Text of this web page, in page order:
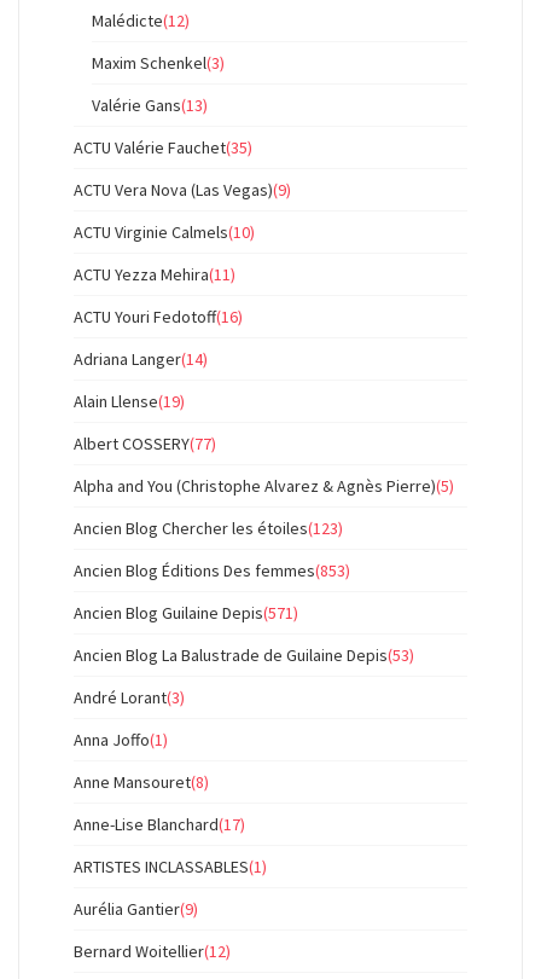
Malédicte(12)
Maxim Schenkel(3)
Valérie Gans(13)
ACTU Valérie Fauchet(35)
ACTU Vera Nova (Las Vegas)(9)
ACTU Virginie Calmels(10)
ACTU Yezza Mehira(11)
ACTU Youri Fedotoff(16)
Adriana Langer(14)
Alain Llense(19)
Albert COSSERY(77)
Alpha and You (Christophe Alvarez & Agnès Pierre)(5)
Ancien Blog Chercher les étoiles(123)
Ancien Blog Éditions Des femmes(853)
Ancien Blog Guilaine Depis(571)
Ancien Blog La Balustrade de Guilaine Depis(53)
André Lorant(3)
Anna Joffo(1)
Anne Mansouret(8)
Anne-Lise Blanchard(17)
ARTISTES INCLASSABLES(1)
Aurélia Gantier(9)
Bernard Woitellier(12)